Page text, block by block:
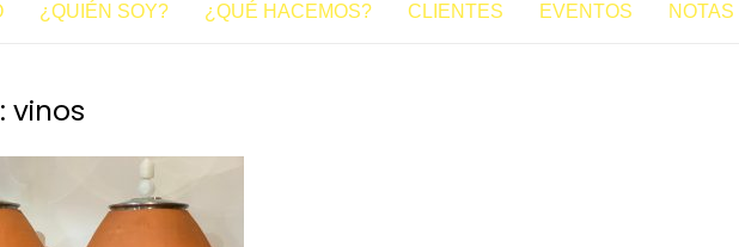
¿QUIÉN SOY? ¿QUÉ HACEMOS? CLIENTES EVENTOS
vinos